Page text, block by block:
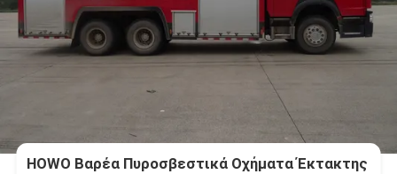
HOWO Βαρέα Πυροσβεστικά Οχήματα Έκτακτης